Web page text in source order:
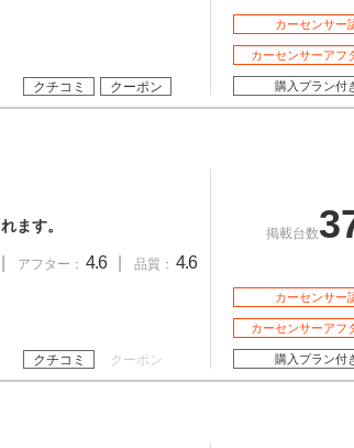
クチコミ クーポン
カーセンサー
カーセンサーアフ
購入プラン付
ます。
アフター： 4.6 品質： 4.6
クチコミ クーポン
掲載台数
カーセンサー
カーセンサーアフ
購入プラン付